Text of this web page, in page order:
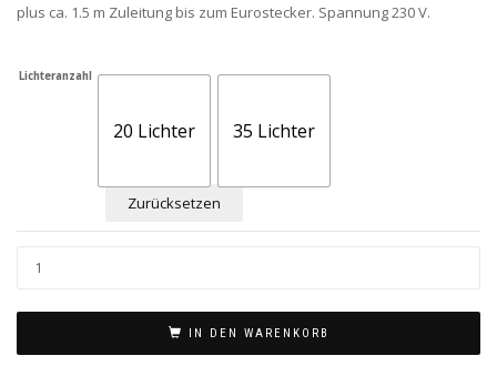
plus ca. 1.5 m Zuleitung bis zum Eurostecker. Spannung 230 V.
Lichteranzahl
20 Lichter 35 Lichter
Zurücksetzen
IN DEN WARENKORB